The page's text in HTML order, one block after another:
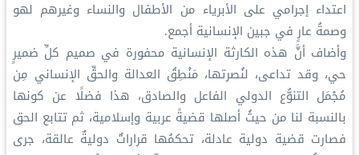
اعتداء إجرامي على الأبرياء من الأطفال والنساء وغيرهم لهو
وصمةُ عارٍ في جبين الإنسانية أجمع.
وأضاف أنَّ هذه الكارثة الإنسانية محفورة في صميم كلِّ ضميرٍ
حي، وقد تداعى، لنُصرتها، مَنْطِقُ العدالة والحقِّ الإنساني مِن
مُجْمَل التنوُّع الدولي الفاعل والصادق، هذا فضلًا عن كونها
بالنسبة لنا من حيثُ أصلها قضيةً عربية وإسلامية، ثم تتابع الحق
فصارت قضية دولية عادلة، تحكمُها قراراتٌ دوليةٌ عالقة، جرى